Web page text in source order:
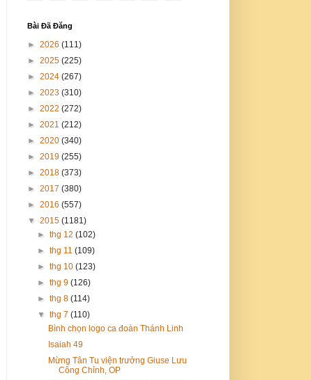
Bài Đã Đăng
► 2026 (111)
► 2025 (225)
► 2024 (267)
► 2023 (310)
► 2022 (272)
► 2021 (212)
► 2020 (340)
► 2019 (255)
► 2018 (373)
► 2017 (380)
► 2016 (557)
▼ 2015 (1181)
►thg 12(102)
►thg 11(109)
►thg 10(123)
►thg 9(126)
►thg 8(114)
▼thg 7(110)
Bình chọn logo ca đoàn Thánh Linh
Isaiah 49
Mừng Tân Tu viện trưởng Giuse Lưu
Công Chỉnh, OP